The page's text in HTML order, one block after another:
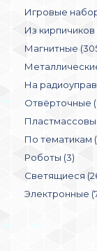
Игровые
Из кирпичиков
Магнитные
На
Отвёрточные
По тематикам
Роботы (3)
Светящиеся
Электронные